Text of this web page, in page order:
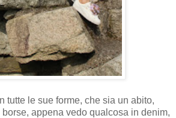
tutte le sue forme, che sia un abito,
appena vedo qualcosa in denim,